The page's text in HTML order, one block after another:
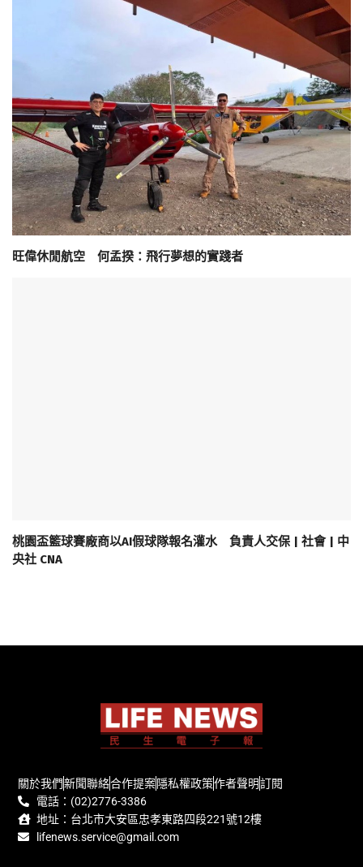
旺偉休閒航空 何孟揆：飛行夢想的實踐者
桃園盃籃球賽廠商以AI假球隊報名灌水 負責人交保 | 社會 | 中
央社 CNA
關於我們新聞聯絡合作提案隱私權政策作者聲明訂閱
電話：(02)2776-3386
地址：台北市大安區忠孝東路四段221號12樓
lifenews.service@gmail.com